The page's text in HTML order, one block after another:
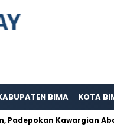
BIMA KOTA
Kawargian Abah Alam